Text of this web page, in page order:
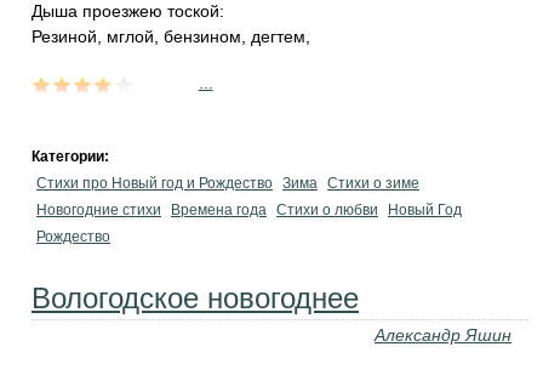
Дыша проезжею тоской:
Резиной, мглой, бензином, дегтем,
Категории:
Стихи про Новый год и Рождество Зима Стихи о зиме
Новогодние стихи
Времена года Стихи о любви
Новый Год
Рождество
Вологодское новогоднее
Александр Яшин